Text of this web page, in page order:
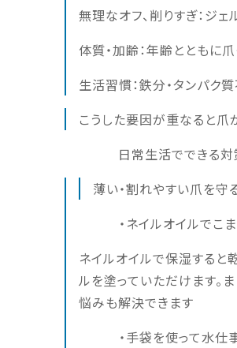
無理なオフ、削りすぎ：ジ
体質・加齢：年齢とともに
生活習慣：鉄分・タンパク
こうした要因が重なると爪
日常生活でできる対
薄い・割れやすい爪を守
・ネイルオイルでこま
ネイルオイルで保湿すると
ルを塗っていただけます。
悩みも解決できます
・手袋を使って水仕